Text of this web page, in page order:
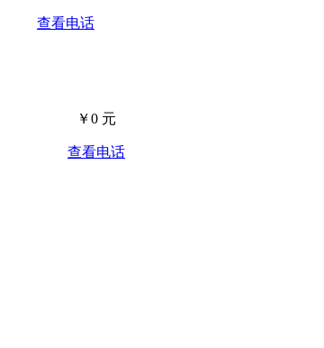
查看电话
￥0 元
查看电话